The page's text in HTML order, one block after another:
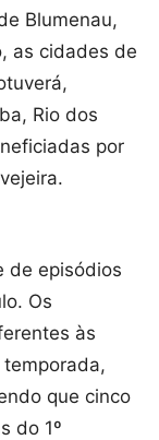
Blumenau,
as cidades de
Rio dos
por
de episódios
Os
às
que cinco
do 1º